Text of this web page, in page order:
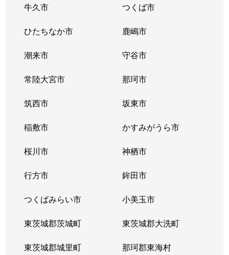
牛久市 つくば市
ひたちなか市 鹿嶋市
潮来市 守谷市
常陸大宮市 那珂市
筑西市 坂東市
稲敷市 かすみがうら市
桜川市 神栖市
行方市 鉾田市
つくばみらい市 小美玉市
東茨城郡茨城町 東茨城郡大洗町
東茨城郡城里町 那珂郡東海村